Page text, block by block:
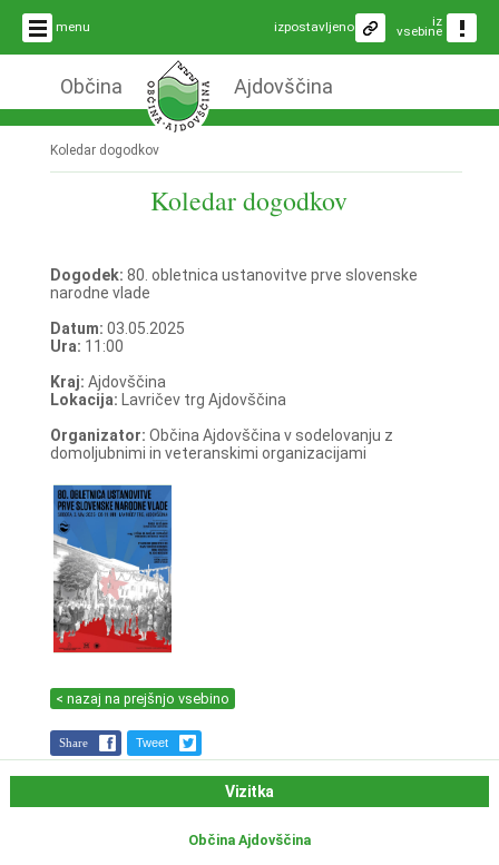
menu iz
vsebine
izpostavljeno
Občina Ajdovščina
Koledar dogodkov
Koledar dogodkov
Dogodek: 80. obletnica ustanovitve prve slovenske
narodne vlade
Datum: 03.05.2025
Ura: 11:00
Kraj: Ajdovščina
Lokacija: Lavričev trg Ajdovščina
Organizator: Občina Ajdovščina v sodelovanju z
domoljubnimi in veteranskimi organizacijami
< nazaj na prejšnjo vsebino
Share Tweet
Vizitka
Občina Ajdovščina